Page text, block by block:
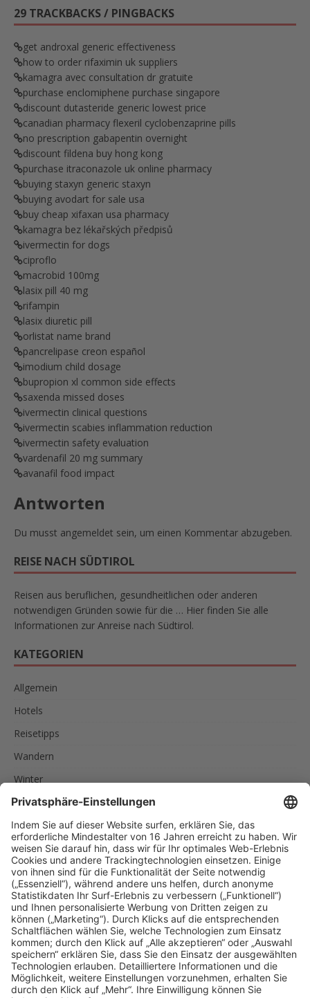
29 TRACKBACKS / PINGBACKS
get androxal generic effectiveness
how to order rifaximin uk suppliers
kamagra avec consultation dr gratuite
purchase enclomiphene purchase singapore
discount dutasteride generic lowest price
canadian pharmacy flexeril cyclobenzaprine pills
no prescription gabapentin overnight
discount fildena buy hong kong
purchase itraconazole uk online pharmacy
buying staxyn generic staxyn
buying avodart for sale usa
buy cheap xifaxan usa pharmacy
kamagra bez lékařských předpisů
ivermectin for dogs
ciproflo
macrobid 100mg
lasix pill 40 mg
rifampin
lasix diuretic pill
orlistat name brand
pancrelipase creon español
imodium child dosage
bupropion xl common side effects
saxenda missed doses
ivermectin clinical questions
ivermectin scabies inflammation reduction
ivermectin safety evaluation
vardenafil 20 mg summary
avanafil food impact
Antworten
Du musst angemeldet sein, um einen Kommentar abzugeben.
REISE NACH SÜDTIROL
Reisen aus beruflichen, gesundheitlichen oder anderen
notwendigen Gründen sowie für die … Hier finden Sie alle
Informationen zur Anreise nach Südtirol.
KATEGORIEN
Allgemein
Hotels
Reisetipps
Wandern
Winter
SCHLAGWÖRTER
AKTIVURLAUB FAMILIEN FEINSCHMECKER ITALIEN
RADREISEN RADTOUREN RAD UND SCHIFF
SPORTLER SÜDTIROL URLAUB IN SÜDTIROL
UNSERE EMPFEHLUNGEN
Reise nach Südtirol